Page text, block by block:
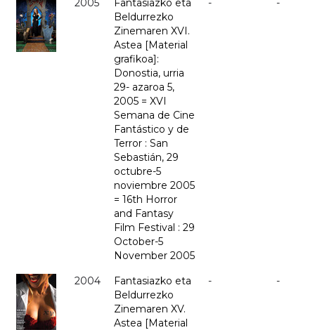
2005
Fantasiazko eta
Beldurrezko
Zinemaren XVI.
Astea [Material
grafikoa]:
Donostia, urria
29- azaroa 5,
2005 = XVI
Semana de Cine
Fantástico y de
Terror : San
Sebastián, 29
octubre-5
noviembre 2005
= 16th Horror
and Fantasy
Film Festival : 29
October-5
November 2005
- -
2004
Fantasiazko eta
Beldurrezko
Zinemaren XV.
Astea [Material
- -